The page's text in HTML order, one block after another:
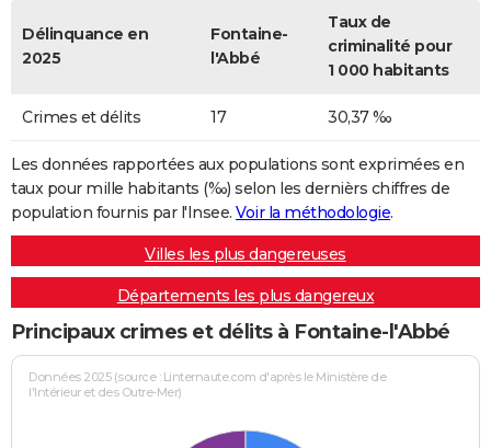
Délinquance en
2025
Fontaine-
l'Abbé
Taux de
criminalité pour
1 000 habitants
Crimes et délits 17 30,37 ‰
Les données rapportées aux populations sont exprimées en
taux pour mille habitants (‰) selon les dernièrs chiffres de
population fournis par l'Insee. Voir la méthodologie.
Villes les plus dangereuses
Départements les plus dangereux
Principaux crimes et délits à Fontaine-l'Abbé
Données 2025 (source : Linternaute.com d'après le Ministère de
l'Intérieur et des Outre-Mer)